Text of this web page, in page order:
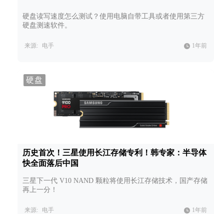
硬盘读写速度怎么测试？使用电脑自带工具或者使用第三方
硬盘测速软件。
来源: 电手 1年前
硬盘
历史首次！三星使用长江存储专利！韩专家：半导体
快全面落后中国
三星下一代 V10 NAND 颗粒将使用长江存储技术，国产存储
再上一分！
来源: 电手 1年前